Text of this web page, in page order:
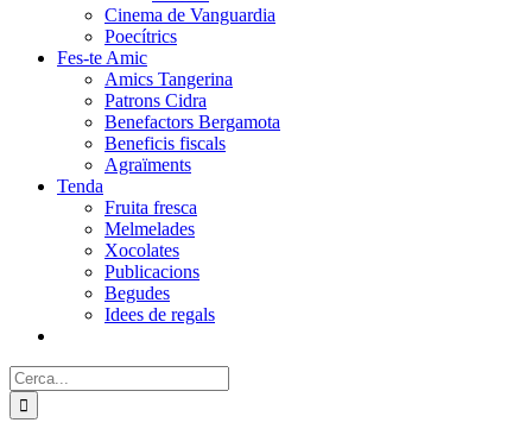
Cinema de Vanguardia
Poecítrics
Fes-te Amic
Amics Tangerina
Patrons Cidra
Benefactors Bergamota
Beneficis fiscals
Agraïments
Tenda
Fruita fresca
Melmelades
Xocolates
Publicacions
Begudes
Idees de regals
Cerca: